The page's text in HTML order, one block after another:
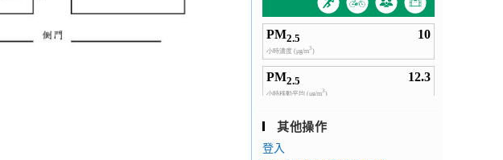
其他操作
登入